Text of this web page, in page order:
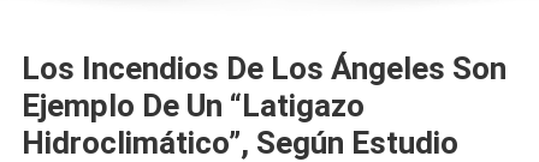
Los Incendios De Los Ángeles Son
Ejemplo De Un “latigazo
Hidroclimático”, Según Estudio